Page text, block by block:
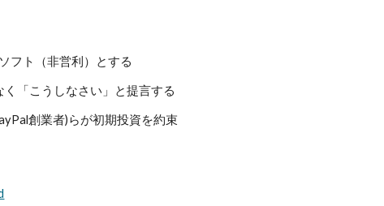
フト（非営利）とする
「こうしなさい」と提言する
創業者)らが初期投資を約束